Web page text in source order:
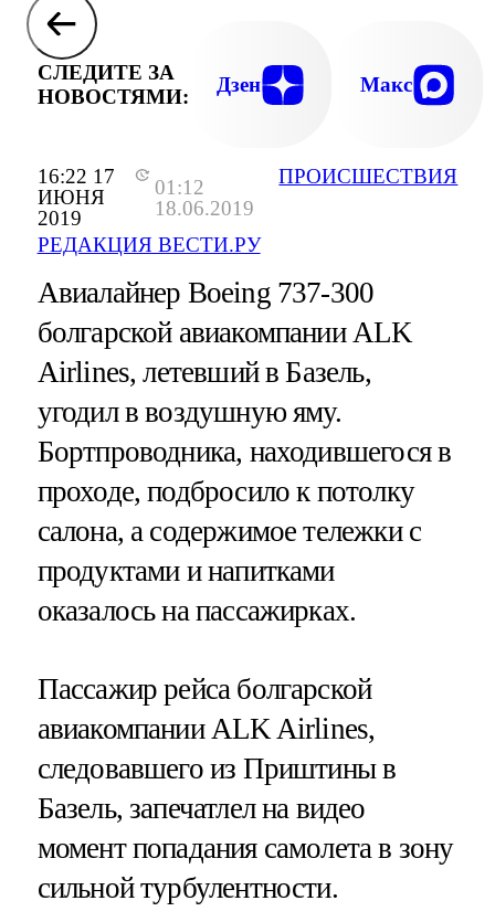
16:22 17
ИЮНЯ
2019
01:12
18.06.2019
РЕДАКЦИЯ ВЕСТИ.РУ
ПРОИСШЕСТВИЯ
СЛЕДИТЕ ЗА
НОВОСТЯМИ:
Дзен Макс
Авиалайнер Boeing 737-300
болгарской авиакомпании ALK
Airlines, летевший в Базель,
угодил в воздушную яму.
Бортпроводника, находившегося в
проходе, подбросило к потолку
салона, а содержимое тележки с
продуктами и напитками
оказалось на пассажирках.
Пассажир рейса болгарской
авиакомпании ALK Airlines,
следовавшего из Приштины в
Базель, запечатлел на видео
момент попадания самолета в зону
сильной турбулентности.